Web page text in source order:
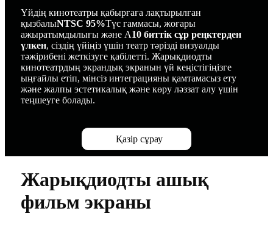
Үйдің кинотеатры қабырғаға лақтырылған
қызбалыNTSC 95%Түс гаммасы, жоғары
ажыратымдылығы және A10 биттік сұр реңктерден
үлкен, сіздің үйіңіз үшін театр тәрізді визуалды
тәжірибені жеткізуге қабілетті. Жарықдиодты
кинотеатрдың экрандық экранын үй кеңістігіңізге
ыңғайлы етіп, мінсіз интеграцияны қамтамасыз ету
және жалпы эстетикалық және көру ләззат алу үшін
теңшеуге болады.
Қазір сұрау
Жарықдиодты ашық
фильм экраны